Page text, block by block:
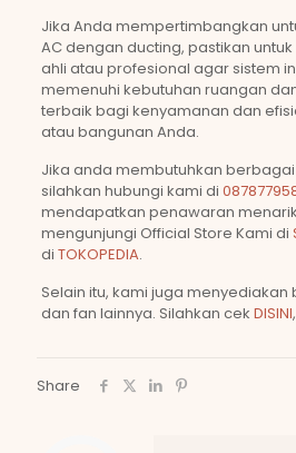
Jika Anda mempertimbangkan
AC dengan ducting, pastikan
ahli atau profesional agar sistem
memenuhi kebutuhan ruangan
terbaik bagi kenyamanan dan
atau bangunan Anda.
Jika anda membutuhkan
silahkan hubungi kami di
mendapatkan penawaran
mengunjungi Official Store Kami di
di TOKOPEDIA.
Selain itu, kami juga
dan fan lainnya. Silahkan cek DISINI,
Share